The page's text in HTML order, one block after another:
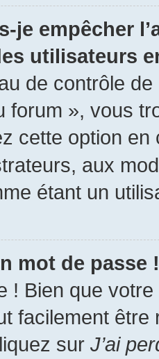
je empêcher
utilisateurs
de contrôle
forum », vous
cette option
aux
étant un
mot de passe !
! Bien que
facilement
sur J’ai